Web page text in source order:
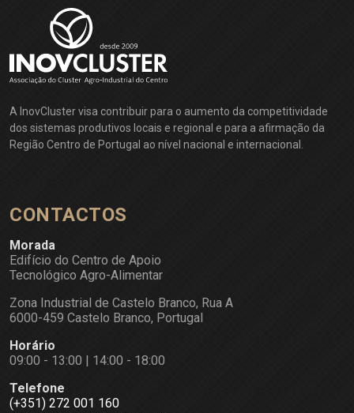
A InovCluster visa contribuir para o aumento da competitividade
dos sistemas produtivos locais e regional e para a afirmação da
Região Centro de Portugal ao nível nacional e internacional.
CONTACTOS
Morada
Edifício do Centro de Apoio
Tecnológico Agro-Alimentar
Zona Industrial de Castelo Branco, Rua A
6000-459 Castelo Branco, Portugal
Horário
09:00 - 13:00 | 14:00 - 18:00
Telefone
(+351) 272 001 160